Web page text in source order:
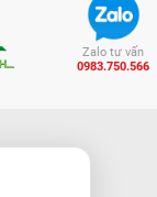
Zalo tư vấn
0983.750.566